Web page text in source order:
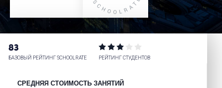
83
БАЗОВЫЙ РЕЙТИНГ SCHOOLRATE РЕЙТИНГ СТУДЕНТОВ
СРЕДНЯЯ СТОИМОСТЬ ЗАНЯТИЙ